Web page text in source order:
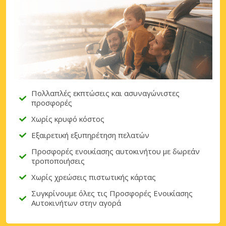
Πολλαπλές εκπτώσεις και ασυναγώνιστες
προσφορές
Χωρίς κρυφό κόστος
Εξαιρετική εξυπηρέτηση πελατών
Προσφορές ενοικίασης αυτοκινήτου με δωρεάν
τροποποιήσεις
Χωρίς χρεώσεις πιστωτικής κάρτας
Συγκρίνουμε όλες τις Προσφορές Ενοικίασης
Αυτοκινήτων στην αγορά